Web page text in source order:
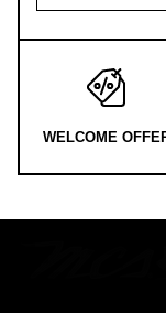
WELCOME